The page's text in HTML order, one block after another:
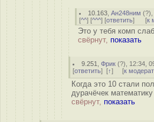
10.163 ,Ан248ним (?),
[^^] [^^^] [ответить] [к
Это у тебя комп
свёрнут, показать
9.251 ,Фрик (?), 12:34,
[ответить] [↑] [к
Когда это 10 стали
дурачёчек
свёрнут, показать